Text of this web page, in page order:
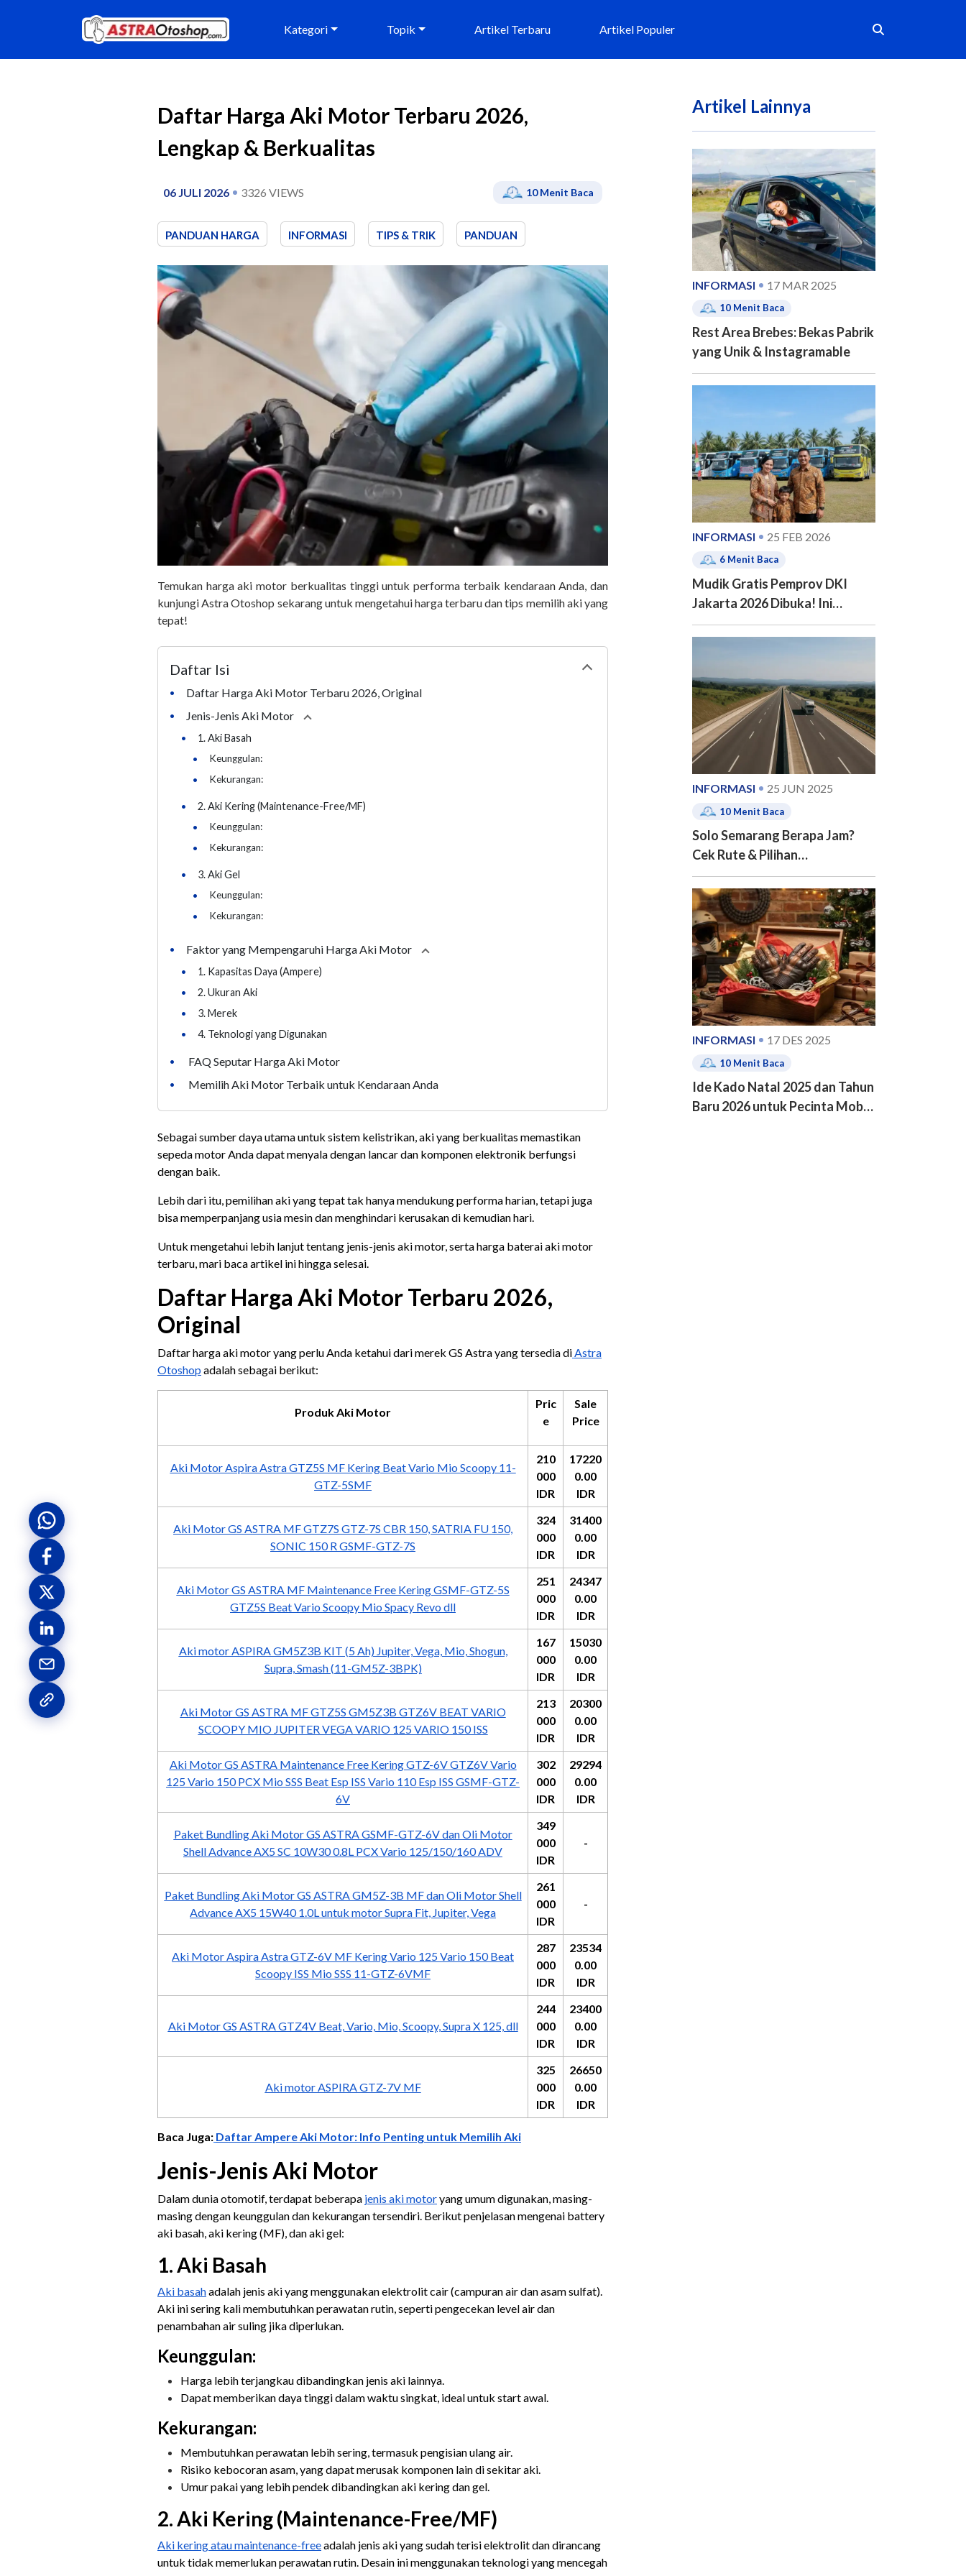
Kategori Topik Artikel Terbaru Artikel Populer
Daftar Harga Aki Motor Terbaru 2026,
Lengkap & Berkualitas
06 JULI 2026 3326 VIEWS 10Menit Baca
PANDUAN HARGA INFORMASI TIPS & TRIK PANDUAN
Temukan harga aki motor berkualitas tinggi untuk performa terbaik kendaraan Anda, dan
kunjungi Astra Otoshop sekarang untuk mengetahui harga terbaru dan tips memilih aki yang
tepat!
Daftar Isi
table of contents
•
Daftar Harga Aki Motor Terbaru 2026, Original
• Jenis-Jenis Aki Motor Collapse
•
1. Aki Basah
•
Keunggulan:
• Kekurangan:
•
2. Aki Kering (Maintenance-Free/MF)
•
Keunggulan:
• Kekurangan:
•
3. Aki Gel
•
Keunggulan:
• Kekurangan:
• Faktor yang Mempengaruhi Harga Aki Motor Collapse
•
1. Kapasitas Daya (Ampere)
•
2. Ukuran Aki
•
3. Merek
•
4. Teknologi yang Digunakan
• FAQ Seputar Harga Aki Motor
• Memilih Aki Motor Terbaik untuk Kendaraan Anda
Sebagai sumber daya utama untuk sistem kelistrikan, aki yang berkualitas memastikan
sepeda motor Anda dapat menyala dengan lancar dan komponen elektronik berfungsi
dengan baik.
Lebih dari itu, pemilihan aki yang tepat tak hanya mendukung performa harian, tetapi juga
bisa memperpanjang usia mesin dan menghindari kerusakan di kemudian hari.
Untuk mengetahui lebih lanjut tentang jenis-jenis aki motor, serta harga baterai aki motor
terbaru, mari baca artikel ini hingga selesai.
Daftar Harga Aki Motor Terbaru 2026,
Original
Daftar harga aki motor yang perlu Anda ketahui dari merek GS Astra yang tersedia diAstra
Otoshop adalah sebagai berikut:
Produk Aki Motor
Pric
e
Sale
Price
Aki Motor Aspira Astra GTZ5S MF Kering Beat Vario Mio Scoopy 11-
GTZ-5SMF
210
000
IDR
17220
0.00
IDR
Aki Motor GS ASTRA MF GTZ7S GTZ-7S CBR 150, SATRIA FU 150,
SONIC 150 R GSMF-GTZ-7S
324
000
IDR
31400
0.00
IDR
Aki Motor GS ASTRA MF Maintenance Free Kering GSMF-GTZ-5S
GTZ5S Beat Vario Scoopy Mio Spacy Revo dll
251
000
IDR
24347
0.00
IDR
Aki motor ASPIRA GM5Z3B KIT (5 Ah) Jupiter, Vega, Mio, Shogun,
Supra, Smash (11-GM5Z-3BPK)
167
000
IDR
15030
0.00
IDR
Aki Motor GS ASTRA MF GTZ5S GM5Z3B GTZ6V BEAT VARIO
SCOOPY MIO JUPITER VEGA VARIO 125 VARIO 150 ISS
213
000
IDR
20300
0.00
IDR
Aki Motor GS ASTRA Maintenance Free Kering GTZ-6V GTZ6V Vario
125 Vario 150 PCX Mio SSS Beat Esp ISS Vario 110 Esp ISS GSMF-GTZ-
6V
302
000
IDR
29294
0.00
IDR
Paket Bundling Aki Motor GS ASTRA GSMF-GTZ-6V dan Oli Motor
Shell Advance AX5 SC 10W30 0.8L PCX Vario 125/150/160 ADV
349
000
IDR
-
Paket Bundling Aki Motor GS ASTRA GM5Z-3B MF dan Oli Motor Shell
Advance AX5 15W40 1.0L untuk motor Supra Fit, Jupiter, Vega
261
000
IDR
-
Aki Motor Aspira Astra GTZ-6V MF Kering Vario 125 Vario 150 Beat
Scoopy ISS Mio SSS 11-GTZ-6VMF
287
000
IDR
23534
0.00
IDR
Aki Motor GS ASTRA GTZ4V Beat, Vario, Mio, Scoopy, Supra X 125, dll
244
000
IDR
23400
0.00
IDR
Aki motor ASPIRA GTZ-7V MF
325
000
IDR
26650
0.00
IDR
Baca Juga: Daftar Ampere Aki Motor: Info Penting untuk Memilih Aki
Jenis-Jenis Aki Motor
Dalam dunia otomotif, terdapat beberapa jenis aki motoryang umum digunakan, masing-
masing dengan keunggulan dan kekurangan tersendiri. Berikut penjelasan mengenai battery
aki basah, aki kering (MF), dan aki gel:
1. Aki Basah
Aki basahadalah jenis aki yang menggunakan elektrolit cair (campuran air dan asam sulfat).
Aki ini sering kali membutuhkan perawatan rutin, seperti pengecekan level air dan
penambahan air suling jika diperlukan.
Keunggulan:
Harga lebih terjangkau dibandingkan jenis aki lainnya.
Dapat memberikan daya tinggi dalam waktu singkat, ideal untuk start awal.
Kekurangan:
Membutuhkan perawatan lebih sering, termasuk pengisian ulang air.
Risiko kebocoran asam, yang dapat merusak komponen lain di sekitar aki.
Umur pakai yang lebih pendek dibandingkan aki kering dan gel.
2. Aki Kering (Maintenance-Free/MF)
Aki kering atau maintenance-freeadalah jenis aki yang sudah terisi elektrolit dan dirancang
untuk tidak memerlukan perawatan rutin. Desain ini menggunakan teknologi yang mencegah
Artikel Lainnya
INFORMASI 17 MAR 2025
10 Menit Baca
Rest Area Brebes: Bekas Pabrik
yang Unik & Instagramable
INFORMASI 25 FEB 2026
6 Menit Baca
Mudik Gratis Pemprov DKI
Jakarta 2026 Dibuka! Ini
Jadwal, 20 Kota Tujuan dan
Cara Pendaftarannya
INFORMASI 25 JUN 2025
10 Menit Baca
Solo Semarang Berapa Jam?
Cek Rute & Pilihan
Transportasinya
INFORMASI 17 DES 2025
10 Menit Baca
Ide Kado Natal 2025 dan Tahun
Baru 2026 untuk Pecinta Mobil